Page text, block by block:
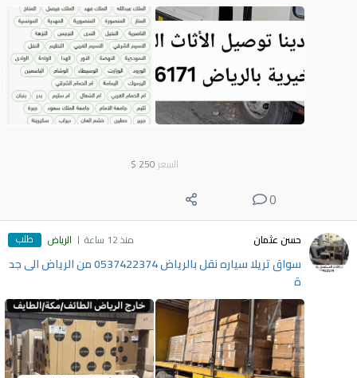
السعر 250
$
0
حسن عثمان منذ 12 ساعة الرياض طلب
سواق تريلا سياره نقل بالرياض 0537422374 من الرياض الى جد
ة